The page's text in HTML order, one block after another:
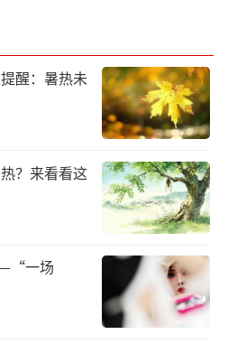
荣耀》合作全新主题音
图片来自赵聪微博）制
柳青瑶，携手中国歌剧舞
王佳男合作演奏的这首
入建鼓、中国大堂鼓、
的鼓点和有力的弹拨，
浆迸，铁骑突出刀枪
两位演奏者身穿北齐时
画面和鼓点唤起了千百
醒：暑热未
？来看看这
一场